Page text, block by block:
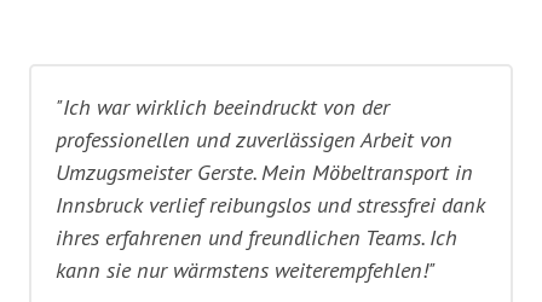
"Ich war wirklich beeindruckt von der
professionellen und zuverlässigen Arbeit von
Umzugsmeister Gerste. Mein Möbeltransport in
Innsbruck verlief reibungslos und stressfrei dank
ihres erfahrenen und freundlichen Teams. Ich
kann sie nur wärmstens weiterempfehlen!"